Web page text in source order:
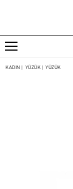
KADIN YÜZÜK YÜZÜK